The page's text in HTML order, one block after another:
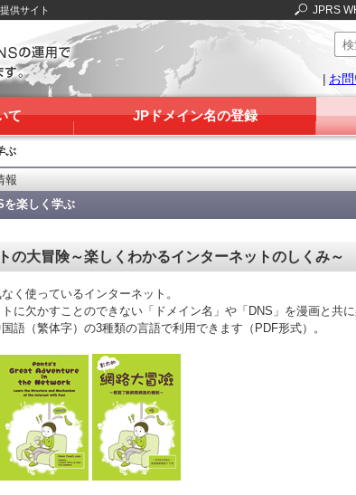
供サイト JPRS
| お
て JPドメイン名の登録
ぶ
報
を楽しく学ぶ
の大冒険～楽しくわかるインターネットのしくみ～
く使っているインターネット。
に欠かすことのできない「ドメイン名」や「DNS」を漫画と共
語（繁体字）の3種類の言語で利用できます（PDF形式）。